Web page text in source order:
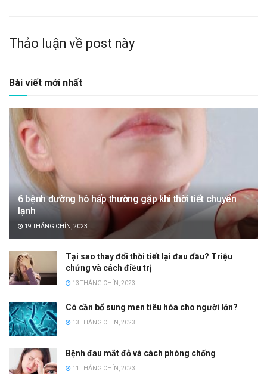
Thảo luận về post này
Bài viết mới nhất
6 bệnh đường hô hấp thường gặp khi thời tiết chuyển
lạnh
19 THÁNG CHÍN, 2023
Tại sao thay đổi thời tiết lại đau đầu? Triệu
chứng và cách điều trị
13 THÁNG CHÍN, 2023
Có cần bổ sung men tiêu hóa cho người lớn?
13 THÁNG CHÍN, 2023
Bệnh đau mắt đỏ và cách phòng chống
11 THÁNG CHÍN, 2023